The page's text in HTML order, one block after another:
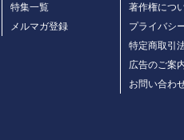
特集一覧
メルマガ登録
著作権につ
プライバシ
特定商取引
広告のご案
お問い合わ